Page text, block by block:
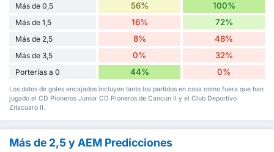
Más de 0,5
56% 100%
Más de 1,5 16% 72%
Más de 2,5 8% 48%
Más de 3,5 0% 32%
Porterías a 0 44% 0%
Los datos de goles encajados incluyen tanto los partidos en casa como fuera que han
jugado el CD Pioneros Junior CD Pioneros de Cancun II y el Club Deportivo
Zitacuaro II.
Más de 2,5 y AEM Predicciones